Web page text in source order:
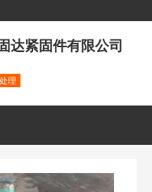
达紧固件有限公司
理